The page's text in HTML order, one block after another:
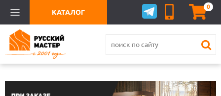
0
КАТАЛОГ